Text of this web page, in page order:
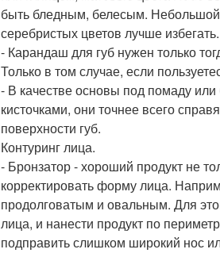
быть бледным, белесым. Небольшой
серебристых цветов лучше избегать.
- Карандаш для губ нужен только
Только в том случае, если
- В качестве основы под помаду или
кисточками, они точнее всего
поверхности губ.
Контуринг лица.
- Бронзатор - хороший продукт не
корректировать форму лица.
продолговатым и овальным. Для
лица, и нанести продукт по
подправить слишком широкий нос